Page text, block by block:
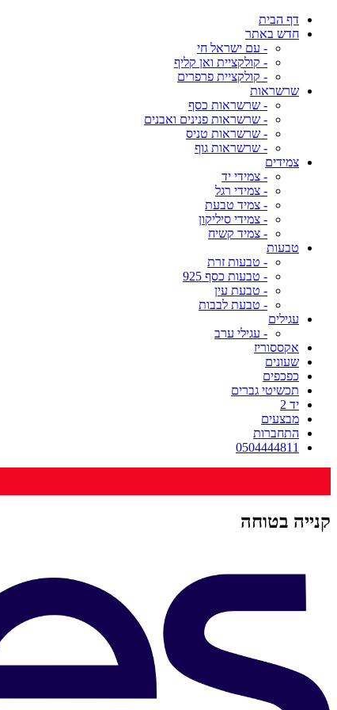
דף הבית
חדש באתר
- עם ישראל חי
- קולקציית ואן קליף
- קולקציית פרפרים
שרשראות
- שרשראות כסף
- שרשראות פנינים ואבנים
- שרשראות טניס
- שרשראות גוף
צמידים
- צמידי יד
- צמידי רגל
- צמיד טבעת
- צמידי סיליקון
- צמיד קשיח
טבעות
- טבעות זרת
- טבעות כסף 925
- טבעת עין
- טבעת לבבות
עגילים
- עגילי ערב
אקססוריז
שעונים
כפכפים
תכשיטי גברים
יד 2
מבצעים
התחברות
0504444811
קנייה בטוחה